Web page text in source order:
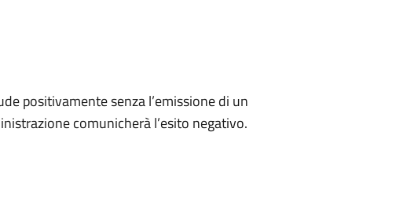
positivamente senza l’emissione di un
comunicherà l’esito negativo.